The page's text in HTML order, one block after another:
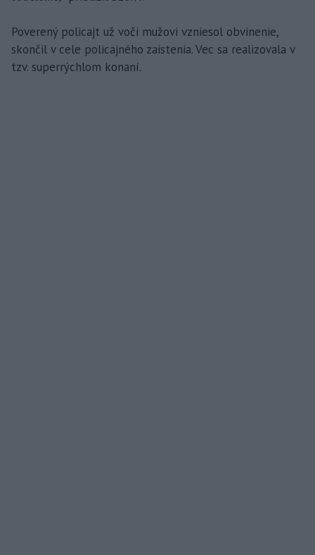
Poverený policajt už voči mužovi vzniesol obvinenie,
skončil v cele policajného zaistenia. Vec sa realizovala v
tzv. superrýchlom konaní.